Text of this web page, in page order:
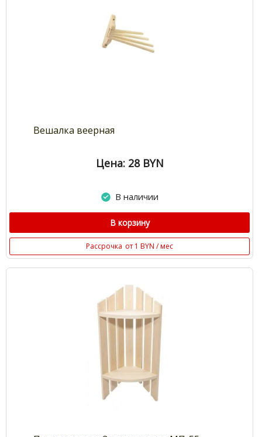
Вешалка веерная
Цена: 28 BYN
В наличии
В корзину
Рассрочка от 1 BYN / мес